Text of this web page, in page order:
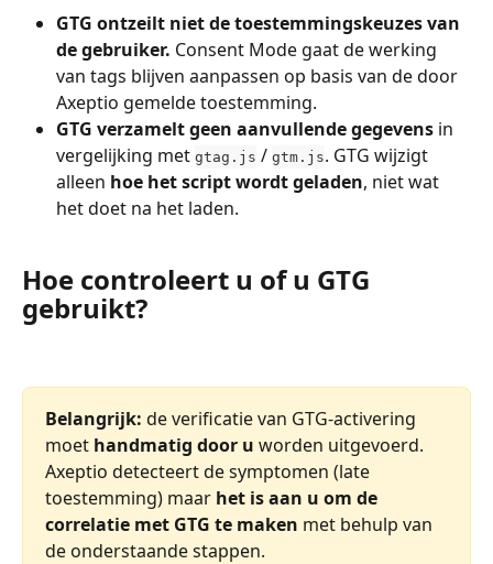
GTG ontzeilt niet de toestemmingskeuzes van
de gebruiker. Consent Mode gaat de werking
van tags blijven aanpassen op basis van de door
Axeptio gemelde toestemming.
GTG verzamelt geen aanvullende gegevens in
vergelijking met gtag.js / gtm.js. GTG wijzigt
alleen hoe het script wordt geladen, niet wat
het doet na het laden.
Hoe controleert u of u GTG
gebruikt?
Belangrijk: de verificatie van GTG-activering
moet handmatig door u worden uitgevoerd.
Axeptio detecteert de symptomen (late
toestemming) maar het is aan u om de
correlatie met GTG te maken met behulp van
de onderstaande stappen.